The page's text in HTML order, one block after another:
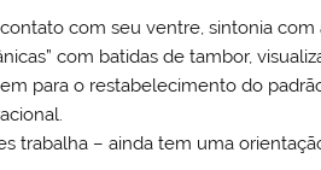
com seu ventre, sintonia com
com batidas de tambor,
para o restabelecimento do
trabalha – ainda tem uma